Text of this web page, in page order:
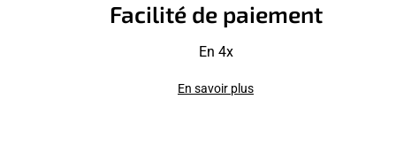
Facilité de paiement
En 4x
En savoir plus